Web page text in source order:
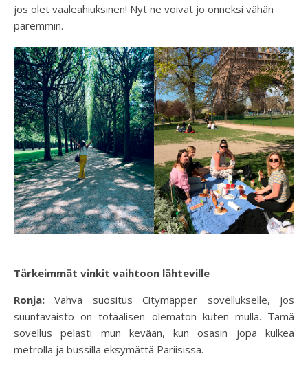
jos olet vaaleahiuksinen! Nyt ne voivat jo onneksi vähän
paremmin.
Tärkeimmät vinkit vaihtoon lähteville
Ronja: Vahva suositus Citymapper sovellukselle, jos
suuntavaisto on totaalisen olematon kuten mulla. Tämä
sovellus pelasti mun kevään, kun osasin jopa kulkea
metrolla ja bussilla eksymättä Pariisissa.